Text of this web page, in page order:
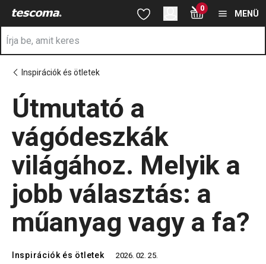
A Útmutató a vágódeszkák világához. Melyik a jobb választás:
Ugrás a fő tartalomhoz
Ugrás a kereséshez
Ugrás a navigációhoz 0
MENÜ
Inspirációk és ötletek
Útmutató a
vágódeszkák
világához. Melyik a
jobb választás: a
műanyag vagy a fa?
Inspirációk és ötletek 2026. 02. 25.